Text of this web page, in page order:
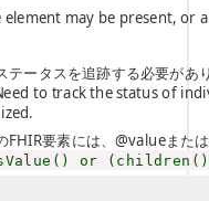
may be present, or
テータスを追跡する必要が
to track the status of
FHIR要素には、@valueま
or